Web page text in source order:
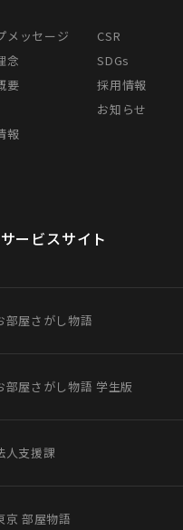
メッセージ
念
要
報
CSR
SDGs
採用情報
お知らせ
ービスサイト
部屋さがし物語
部屋さがし物語 学生版
人支援課
京 部屋物語